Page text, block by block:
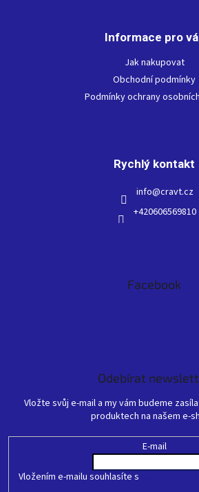
Informace pro
Jak nakupovat
Obchodní podmínky
Podmínky ochrany
Rychlý kontakt
info@cravt.cz
+420606569810
Facebook
Odebírat
Vložte svůj e-mail a my vám budeme
produktech na našem e-
E-mail
Vložením e-mailu souhlasíte s